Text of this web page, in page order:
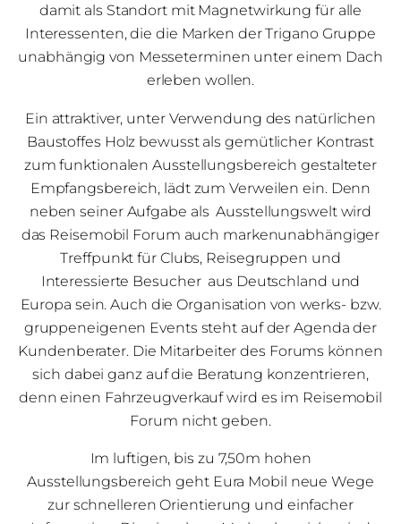
damit als Standort mit Magnetwirkung für alle
Interessenten, die die Marken der Trigano Gruppe
unabhängig von Messeterminen unter einem Dach
erleben wollen.
Ein attraktiver, unter Verwendung des natürlichen
Baustoffes Holz bewusst als gemütlicher Kontrast
zum funktionalen Ausstellungsbereich gestalteter
Empfangsbereich, lädt zum Verweilen ein. Denn
neben seiner Aufgabe als Ausstellungswelt wird
das Reisemobil Forum auch markenunabhängiger
Treffpunkt für Clubs, Reisegruppen und
Interessierte Besucher aus Deutschland und
Europa sein. Auch die Organisation von werks- bzw.
gruppeneigenen Events steht auf der Agenda der
Kundenberater. Die Mitarbeiter des Forums können
sich dabei ganz auf die Beratung konzentrieren,
denn einen Fahrzeugverkauf wird es im Reisemobil
Forum nicht geben.
Im luftigen, bis zu 7,50m hohen
Ausstellungsbereich geht Eura Mobil neue Wege
zur schnelleren Orientierung und einfacher